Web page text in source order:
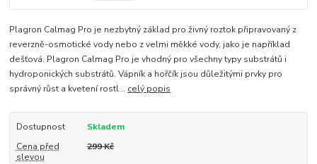
Plagron Calmag Pro je nezbytný základ pro živný roztok připravovaný z
reverzně-osmotické vody nebo z velmi měkké vody, jako je například
dešťová. Plagron Calmag Pro je vhodný pro všechny typy substrátů i
hydroponických substrátů. Vápník a hořčík jsou důležitými prvky pro
správný růst a kvetení rostl... celý popis
Dostupnost
Skladem
Cena před
slevou
299 Kč